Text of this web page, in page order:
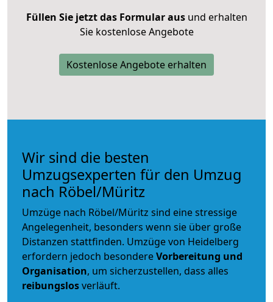
Füllen Sie jetzt das Formular ausund erhalten
Sie kostenlose Angebote
Kostenlose Angebote erhalten
Wir sind die besten
Umzugsexperten für den Umzug
nach Röbel/Müritz
Umzüge nach Röbel/Müritz sind eine stressige
Angelegenheit, besonders wenn sie über große
Distanzen stattfinden. Umzüge von Heidelberg
erfordern jedoch besondereVorbereitung und
Organisation, um sicherzustellen, dass alles
reibungslosverläuft.